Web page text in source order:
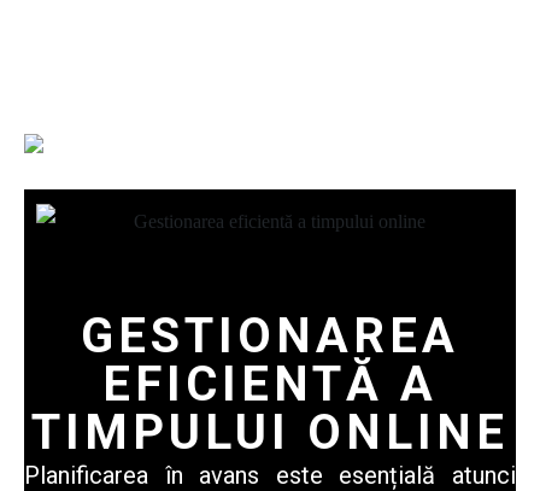
GESTIONAREA
EFICIENTĂ A
TIMPULUI ONLINE
Planificarea în avans este esențială atunci